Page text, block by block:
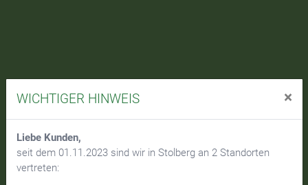
WICHTIGER HINWEIS ×
Liebe Kunden,
seit dem 01.11.2023 sind wir in Stolberg an 2 Standorten
vertreten: